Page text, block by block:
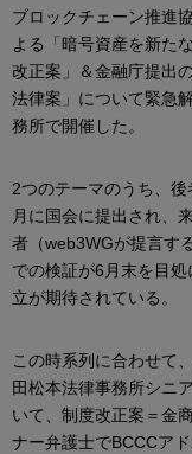
ブロックチェーン推進
よる「暗号資産を新た
改正案」＆金融庁提出
法律案」について緊急
務所で開催した。
2つのテーマのうち、
月に国会に提出され、
者（web3WGが提言す
での検証が6月末を目
立が期待されている。
この時系列に合わせて
田松本法律事務所シニ
いて、制度改正案＝金
ナー弁護士でBCCCア